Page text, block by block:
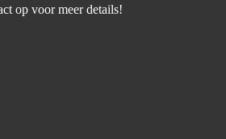
op voor meer details!